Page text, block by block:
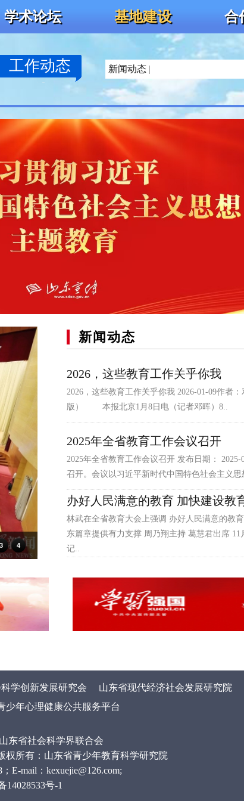
学术论坛 基地建设 合
工作动态 新闻动态 |
3 4
新闻动态
2026，这些教育工作关乎你我
2026，这些教育工作关乎你我 2026-01-09作者
版） 本报北京1月8日电（记者邓晖）8..
2025年全省教育工作会议召开
2025年全省教育工作会议召开 发布日期：
召开。会议以习近平新时代中国特色社会主义思
办好人民满意的教育 加快建设教
林武在全省教育大会上强调 办好人民满意的教
东篇章提供有力支撑 周乃翔主持 葛慧君出席
记..
学创新发展研究会 山东省现代经济社会发展研究院
少年心理健康公共服务平台
东省社会科学界联合会
权所有：山东省青少年教育科学研究院
E-mail：kexuejie@126.com;
14028533号-1